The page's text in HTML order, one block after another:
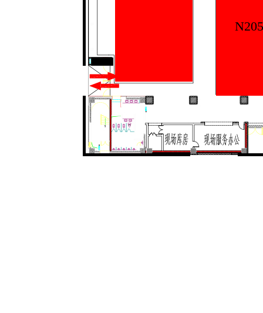
N205